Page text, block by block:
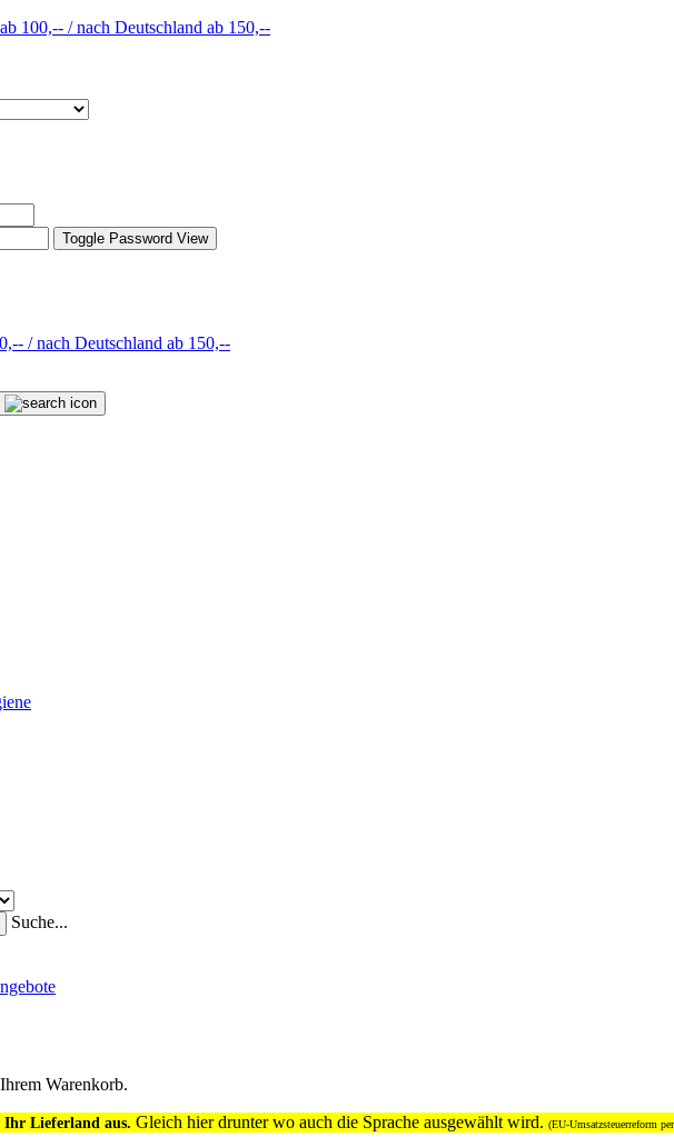
100,-- / nach Deutschland ab 150,--
Toggle Password View
/ nach Deutschland ab 150,--
Suche...
Warenkorb.
Ihr Lieferland aus. Gleich hier drunter wo auch die Sprache ausgewählt wird. (EU-Umsatzsteuerreform